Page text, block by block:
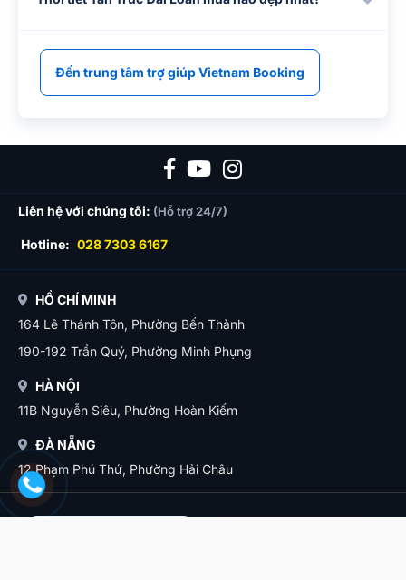
Thời tiết Tân Trúc Đài Loan mùa nào đẹp nhất?
Liên hệ với chúng tôi:(Hỗ trợ 24/7)
HỒ CHÍ MINH
164 Lê Thánh Tôn, Phường Bến Thành
190-192 Trần Quý, Phường Minh Phụng
HÀ NỘI
11B Nguyễn Siêu, Phường Hoàn Kiếm
ĐÀ NẴNG
12 Phạm Phú Thứ, Phường Hải Châu